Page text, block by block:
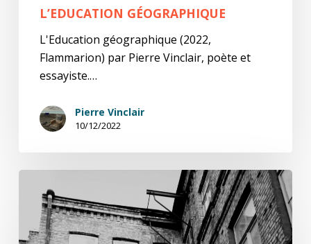
L’EDUCATION GÉOGRAPHIQUE
L'Education géographique (2022,
Flammarion) par Pierre Vinclair, poète et
essayiste.…
Pierre Vinclair
10/12/2022
Combat